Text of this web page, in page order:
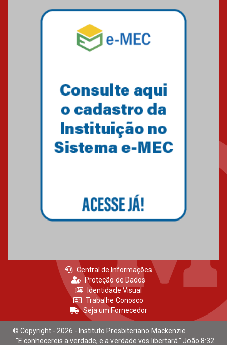
Central de Informações
Proteção de Dados
Identidade Visual
Trabalhe Conosco
Seja um Fornecedor
© Copyright - 2026 - Instituto Presbiteriano Mackenzie
"E conhecereis a verdade, e a verdade vos libertará." João 8:32